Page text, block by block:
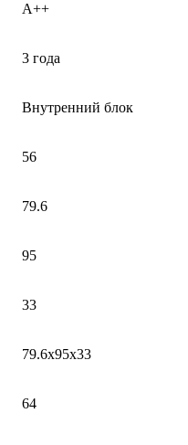
A++
3 года
Внутренний блок
56
79.6
95
33
79.6х95х33
64